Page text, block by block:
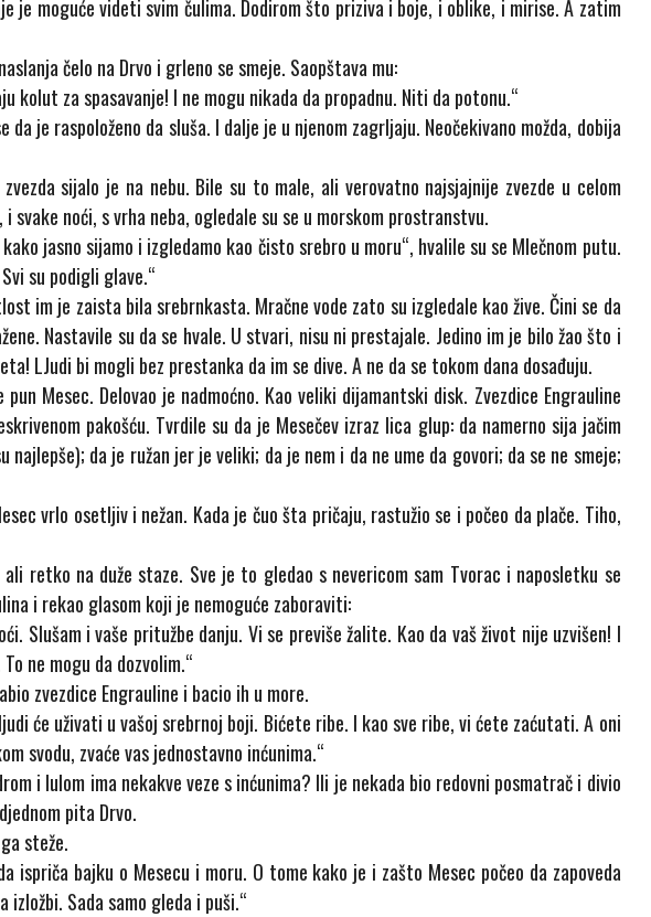
je moguće videti svim čulima. Dodirom što priziva i boje, i oblike, i mirise. A zatim
čelo na Drvo i grleno se smeje. Saopštava mu:
kolut za spasavanje! I ne mogu nikada da propadnu. Niti da potonu.“
da je raspoloženo da sluša. I dalje je u njenom zagrljaju. Neočekivano možda, dobija
sijalo je na nebu. Bile su to male, ali verovatno najsjajnije zvezde u celom
i svake noći, s vrha neba, ogledale su se u morskom prostranstvu.
jasno sijamo i izgledamo kao čisto srebro u moru“, hvalile su se Mlečnom putu.
su podigli glave.“
im je zaista bila srebrnkasta. Mračne vode zato su izgledale kao žive. Čini se da
Nastavile su da se hvale. U stvari, nisu ni prestajale. Jedino im je bilo žao što i
LJudi bi mogli bez prestanka da im se dive. A ne da se tokom dana dosađuju.
Mesec. Delovao je nadmoćno. Kao veliki dijamantski disk. Zvezdice Engrauline
pakošću. Tvrdile su da je Mesečev izraz lica glup: da namerno sija jačim
najlepše); da je ružan jer je veliki; da je nem i da ne ume da govori; da se ne smeje;
vrlo osetljiv i nežan. Kada je čuo šta pričaju, rastužio se i počeo da plače. Tiho,
retko na duže staze. Sve je to gledao s nevericom sam Tvorac i naposletku se
i rekao glasom koji je nemoguće zaboraviti:
Slušam i vaše pritužbe danju. Vi se previše žalite. Kao da vaš život nije uzvišen! I
ne mogu da dozvolim.“
zvezdice Engrauline i bacio ih u more.
će uživati u vašoj srebrnoj boji. Bićete ribe. I kao sve ribe, vi ćete zaćutati. A oni
svodu, zvaće vas jednostavno inćunima.“
i lulom ima nekakve veze s inćunima? Ili je nekada bio redovni posmatrač i divio
pita Drvo.
steže.
ispriča bajku o Mesecu i moru. O tome kako je i zašto Mesec počeo da zapoveda
Sada samo gleda i puši.“